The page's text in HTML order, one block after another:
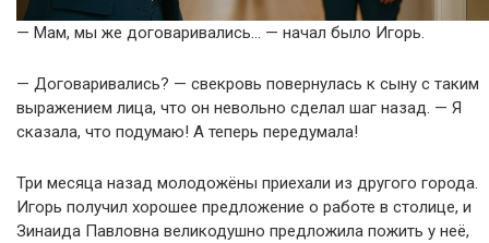
— Мам, мы же договаривались… — начал было Игорь.
— Договаривались? — свекровь повернулась к сыну с таким
выражением лица, что он невольно сделал шаг назад. — Я
сказала, что подумаю! А теперь передумала!
Три месяца назад молодожёны приехали из другого города.
Игорь получил хорошее предложение о работе в столице, и
Зинаида Павловна великодушно предложила пожить у неё,